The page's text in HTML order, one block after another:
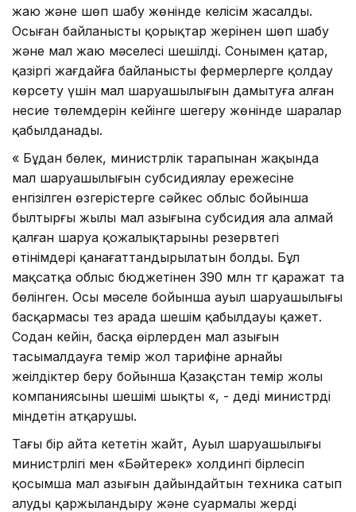
жаю және шөп шабу жөнінде келісім жасалды.
Осыған байланысты қорықтар жерінен шөп шабу
және мал жаю мәселесі шешілді. Сонымен қатар,
қазіргі жағдайға байланысты фермерлерге қолдау
көрсету үшін мал шаруашылығын дамытуға алған
несие төлемдерін кейінге шегеру жөнінде шаралар
қабылданады.
« Бұдан бөлек, министрлік тарапынан жақында
мал шаруашылығын субсидиялау ережесіне
енгізілген өзгерістерге сәйкес облыс бойынша
былтырғы жылы мал азығына субсидия ала алмай
қалған шаруа қожалықтарының резервтегі
өтінімдері қанағаттандырылатын болды. Бұл
мақсатқа облыс бюджетінен 390 млн тг қаражат та
бөлінген. Осы мәселе бойынша ауыл шаруашылығы
басқармасы тез арада шешім қабылдауы қажет.
Содан кейін, басқа өңірлерден мал азығын
тасымалдауға темір жол тарифіне арнайы
жеңілдіктер беру бойынша Қазақстан темір жолы
компаниясының шешімі шықты «, - деді министрдің
міндетін атқарушы.
Тағы бір айта кететін жайт, Ауыл шаруашылығы
министрлігі мен «Бәйтерек» холдингі бірлесіп
қосымша мал азығын дайындайтын техника сатып
алуды қаржыландыру және суармалы жерді